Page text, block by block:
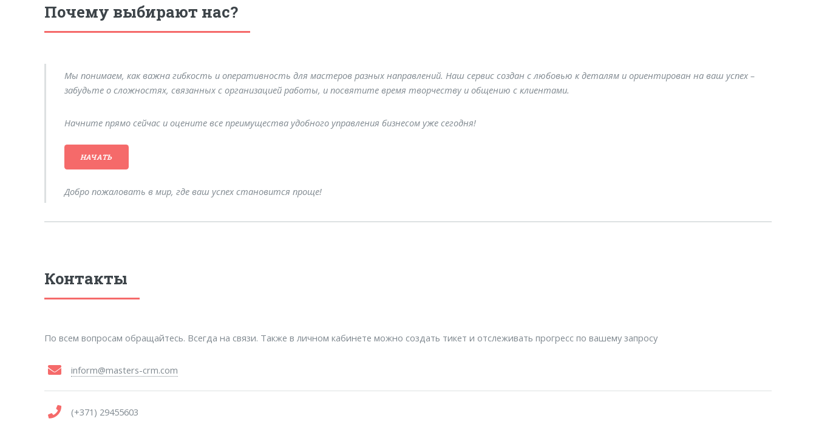
Почему выбирают нас?
Мы понимаем, как важна гибкость и оперативность для мастеров разных направлений. Наш сервис создан с любовью к деталям и ориентирован на ваш успех –
забудьте о сложностях, связанных с организацией работы, и посвятите время творчеству и общению с клиентами.
Начните прямо сейчас и оцените все преимущества удобного управления бизнесом уже сегодня!
НАЧАТЬ
Добро пожаловать в мир, где ваш успех становится проще!
Контакты
По всем вопросам обращайтесь. Всегда на связи. Также в личном кабинете можно создать тикет и отслеживать прогресс по вашему запросу
inform@masters-crm.com
(+371) 29455603